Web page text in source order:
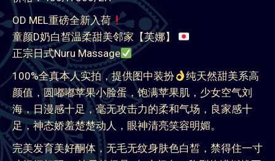
OD MEL重磅全新入荷
童颜D奶白皙温柔甜美邻家【芙娜】
正宗日式Nuru Massage
100%全真本人实拍，提供图中装扮
纯天然甜美系高
颜值，圆嘟嘟苹果小脸蛋，饱满苹果肌，少女空气刘
海，日漫感十足，毫无攻击力的柔和气场，良家感十
足，神态娇羞楚楚动人，眼神清亮笑容明媚。
完美发育美好酮体，无毛无纹身肤色白皙，禁得住一寸